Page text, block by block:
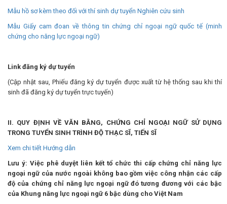
Mẫu hồ sơ kèm theo đối với thí sinh dự tuyển Nghiên cứu sinh
Mẫu Giấy cam đoan về thông tin chứng chỉ ngoại ngữ quốc tế (minh
chứng cho năng lực ngoại ngữ)
Link đăng ký dự tuyển
(Cập nhật sau, Phiếu đăng ký dự tuyển được xuất từ hệ thống sau khi thí
sinh đã đăng ký dự tuyển trực tuyến)
II. QUY ĐỊNH VỀ VĂN BẰNG, CHỨNG CHỈ NGOẠI NGỮ SỬ DỤNG
TRONG TUYỂN SINH TRÌNH ĐỘ THẠC SĨ, TIẾN SĨ
Xem chi tiết Hướng dẫn
Lưu ý: Việc phê duyệt liên kết tổ chức thi cấp chứng chỉ năng lực
ngoại ngữ của nước ngoài không bao gồm việc công nhận các cấp
độ của chứng chỉ năng lực ngoại ngữ đó tương đương với các bậc
của Khung năng lực ngoại ngữ 6 bậc dùng cho Việt Nam